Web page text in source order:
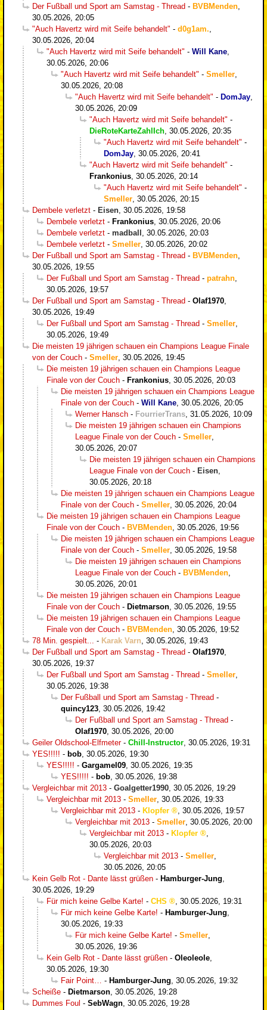
Der Fußball und Sport am Samstag - Thread - BVBMenden
30.05.2026, 20:05
"Auch Havertz wird mit Seife behandelt" - d0g1am.
30.05.2026, 20:04
"Auch Havertz wird mit Seife behandelt" - Will Kane
30.05.2026, 20:06
"Auch Havertz wird mit Seife behandelt" - Smeller
30.05.2026, 20:08
"Auch Havertz wird mit Seife behandelt" - DomJay
30.05.2026, 20:09
"Auch Havertz wird mit Seife behandelt" -
DieRoteKarteZahlIch 30.05.2026, 20:35
"Auch Havertz wird mit Seife behandelt" -
DomJay 30.05.2026, 20:41
"Auch Havertz wird mit Seife behandelt" -
Frankonius 30.05.2026, 20:14
"Auch Havertz wird mit Seife behandelt" -
Smeller 30.05.2026, 20:15
Dembele verletzt - Eisen 30.05.2026, 19:58
Dembele verletzt - Frankonius 30.05.2026, 20:06
Dembele verletzt - madball
30.05.2026, 20:03
Dembele verletzt - Smeller 30.05.2026, 20:02
Der Fußball und Sport am Samstag - Thread - BVBMenden
30.05.2026, 19:55
Der Fußball und Sport am Samstag - Thread - patrahn
30.05.2026, 19:57
Der Fußball und Sport am Samstag - Thread - Olaf1970
30.05.2026, 19:49
Der Fußball und Sport am Samstag - Thread - Smeller
30.05.2026, 19:49
Die meisten 19 jährigen schauen ein Champions League Finale
von der Couch - Smeller 30.05.2026, 19:45
Die meisten 19 jährigen schauen ein Champions League
Finale von der Couch - Frankonius 30.05.2026, 20:03
Die meisten 19 jährigen schauen ein Champions League
Finale von der Couch - Will Kane 30.05.2026, 20:05
Werner Hansch - FourrierTrans 31.05.2026, 10:09
Die meisten 19 jährigen schauen ein Champions
League Finale von der Couch - Smeller
30.05.2026, 20:07
Die meisten 19 jährigen schauen ein Champions
League Finale von der Couch - Eisen
30.05.2026, 20:18
Die meisten 19 jährigen schauen ein Champions League
Finale von der Couch - Smeller 30.05.2026, 20:04
Die meisten 19 jährigen schauen ein Champions League
Finale von der Couch - BVBMenden 30.05.2026, 19:56
Die meisten 19 jährigen schauen ein Champions League
Finale von der Couch - Smeller 30.05.2026, 19:58
Die meisten 19 jährigen schauen ein Champions
League Finale von der Couch - BVBMenden
30.05.2026, 20:01
Die meisten 19 jährigen schauen ein Champions League
Finale von der Couch - Dietmarson 30.05.2026, 19:55
Die meisten 19 jährigen schauen ein Champions League
Finale von der Couch - BVBMenden 30.05.2026, 19:52
78 Min. gespielt...
- Karak Varn 30.05.2026, 19:43
Der Fußball und Sport am Samstag - Thread - Olaf1970
30.05.2026, 19:37
Der Fußball und Sport am Samstag - Thread - Smeller
30.05.2026, 19:38
Der Fußball und Sport am Samstag - Thread -
quincy123 30.05.2026, 19:42
Der Fußball und Sport am Samstag - Thread -
Olaf1970 30.05.2026, 20:00
Geiler Oldschool-Elfmeter- Chill-Instructor 30.05.2026, 19:31
YES!!!!! - bob 30.05.2026, 19:30
YES!!!!! - Gargamel09 30.05.2026, 19:35
YES!!!!! - bob 30.05.2026, 19:38
Vergleichbar mit 2013 - Goalgetter1990 30.05.2026, 19:29
Vergleichbar mit 2013 - Smeller 30.05.2026, 19:33
Vergleichbar mit 2013 - Klopfer
30.05.2026, 19:57
Vergleichbar mit 2013 - Smeller 30.05.2026, 20:00
Vergleichbar mit 2013 - Klopfer
30.05.2026, 20:03
Vergleichbar mit 2013 - Smeller
30.05.2026, 20:05
Kein Gelb Rot - Dante lässt grüßen - Hamburger-Jung
30.05.2026, 19:29
Für mich keine Gelbe Karte! - CHS
30.05.2026, 19:31
Für mich keine Gelbe Karte! - Hamburger-Jung
30.05.2026, 19:33
Für mich keine Gelbe Karte! - Smeller
30.05.2026, 19:36
Kein Gelb Rot - Dante lässt grüßen - Oleoleole
30.05.2026, 19:30
Fair Point…
- Hamburger-Jung 30.05.2026, 19:32
Scheiße - Dietmarson 30.05.2026, 19:28
Dummes Foul - SebWagn 30.05.2026, 19:28